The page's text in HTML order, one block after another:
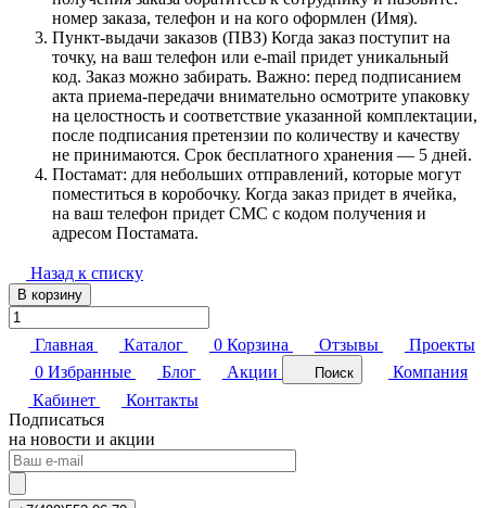
номер заказа, телефон и на кого оформлен (Имя).
Пункт-выдачи заказов (ПВЗ) Когда заказ поступит на
точку, на ваш телефон или e-mail придет уникальный
код. Заказ можно забирать. Важно: перед подписанием
акта приема-передачи внимательно осмотрите упаковку
на целостность и соответствие указанной комплектации,
после подписания претензии по количеству и качеству
не принимаются. Срок бесплатного хранения — 5 дней.
Постамат: для небольших отправлений, которые могут
поместиться в коробочку. Когда заказ придет в ячейка,
на ваш телефон придет СМС с кодом получения и
адресом Постамата.
Назад к списку
В корзину
Главная Каталог 0 Корзина Отзывы
Проекты
0 Избранные Блог Акции Поиск
Компания
Кабинет
Контакты
Подписаться
на новости и акции